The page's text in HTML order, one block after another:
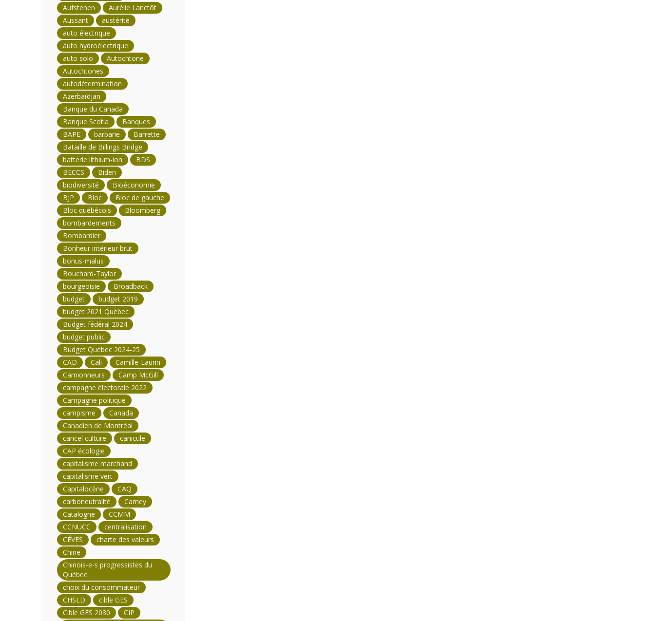
Aufstehen
Aurélie Lanctôt
Aussant
austérité
auto électrique
auto hydroélectrique
auto solo
Autochtone
Autochtones
autodétermination
Azerbaïdjan
Banque du Canada
Banque Scotia
Banques
BAPE
barbarie
Barrette
Bataille de Billings Bridge
batterie lithium-ion
BDS
BECCS
Biden
biodiversité
Bioéconomie
BJP
Bloc
Bloc de gauche
Bloc québécois
Bloomberg
bombardements
Bombardier
Bonheur intérieur brut
bonus-malus
Bouchard-Taylor
bourgeoisie
Broadback
budget
budget 2019
budget 2021 Québec
Budget fédéral 2024
budget public
Budget Québec 2024-25
CAD
Cali
Camille-Laurin
Camionneurs
Camp McGill
campagne électorale 2022
Campagne politique
campisme
Canada
Canadien de Montréal
cancel culture
canicule
CAP écologie
capitalisme marchand
capitalisme vert
Capitalocène
CAQ
carboneutralité
Carney
Catalogne
CCMM
CCNUCC
centralisation
CÉVES
charte des valeurs
Chine
Chinois-e-s progressistes du
Québec
choix du consommateur
CHSLD
cible GES
Cible GES 2030
CIP